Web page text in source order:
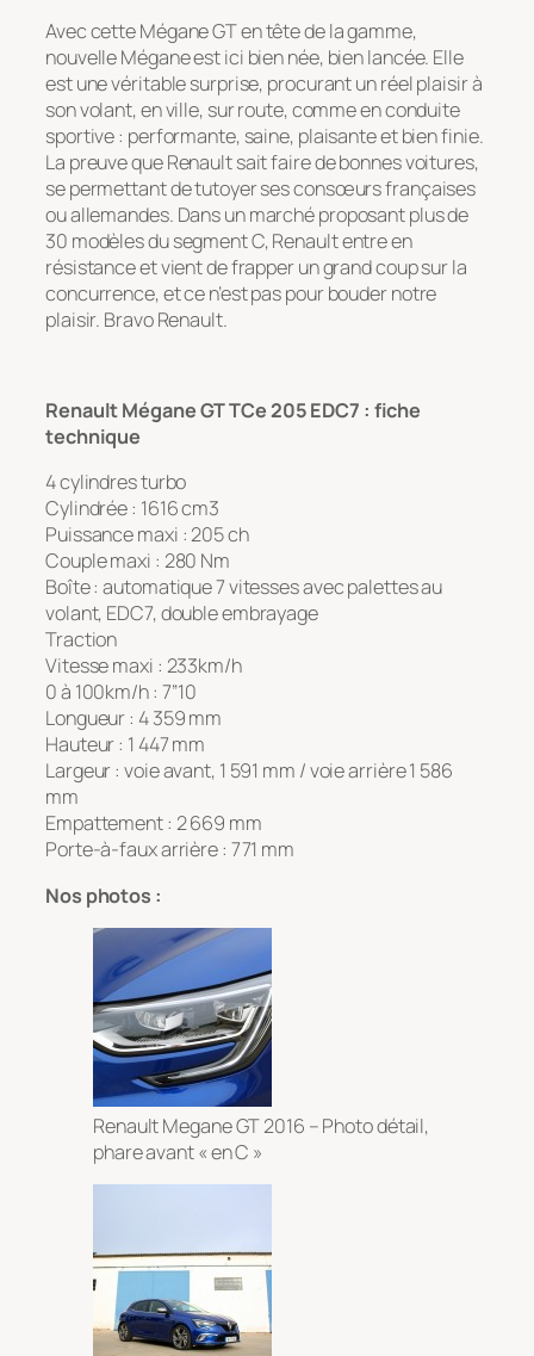
Avec cette Mégane GT en tête de la gamme,
nouvelle Mégane est ici bien née, bien lancée. Elle
est une véritable surprise, procurant un réel plaisir à
son volant, en ville, sur route, comme en conduite
sportive : performante, saine, plaisante et bien finie.
La preuve que Renault sait faire de bonnes voitures,
se permettant de tutoyer ses consœurs françaises
ou allemandes. Dans un marché proposant plus de
30 modèles du segment C, Renault entre en
résistance et vient de frapper un grand coup sur la
concurrence, et ce n’est pas pour bouder notre
plaisir. Bravo Renault.
Renault Mégane GT TCe 205 EDC7 : fiche
technique
4 cylindres turbo
Cylindrée : 1616 cm3
Puissance maxi : 205 ch
Couple maxi : 280 Nm
Boîte : automatique 7 vitesses avec palettes au
volant, EDC7, double embrayage
Traction
Vitesse maxi : 233km/h
0 à 100km/h : 7’’10
Longueur : 4 359 mm
Hauteur : 1 447 mm
Largeur : voie avant, 1 591 mm / voie arrière 1 586
mm
Empattement : 2 669 mm
Porte-à-faux arrière : 771 mm
Nos photos :
Renault Megane GT 2016 – Photo détail,
phare avant « en C »